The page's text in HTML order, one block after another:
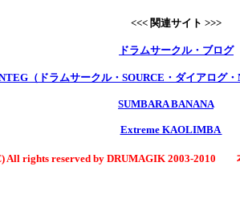
<<< 関連サイト >>>
ドラムサークル・ブログ
（ドラムサークル・SOURCE・ダイアログ
SUMBARA BANANA
Extreme KAOLIMBA
All rights reserved by DRUMAGIK 2003-2010